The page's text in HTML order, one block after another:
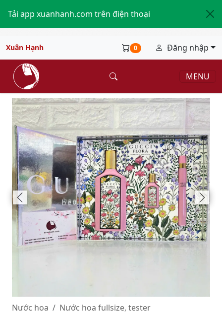
Tải app xuanhanh.com trên điện thoại
Xuân Hạnh 0 Đăng nhập
MENU
Nước hoa Nước hoa fullsize, tester